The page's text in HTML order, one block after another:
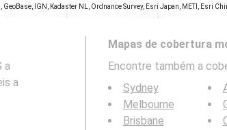
GeoBase, IGN, Kadaster NL, Ordnance Survey, Esri Japan, METI, Esri
a
a
Mapas de cobertura
Encontre também a
Sydney
Melbourne
Brisbane